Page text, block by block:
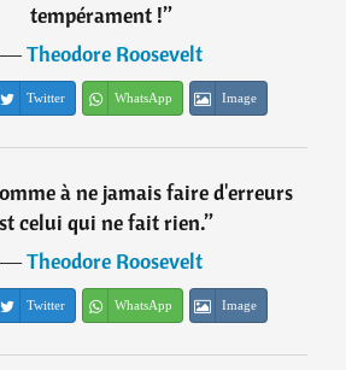
tempérament !”
―Theodore Roosevelt
Twitter WhatsApp Image
à ne jamais faire d'erreurs
celui qui ne fait rien.”
―Theodore Roosevelt
Twitter WhatsApp Image